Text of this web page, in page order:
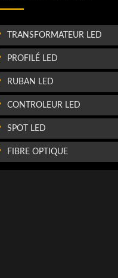
TRANSFORMATEUR LED
PROFILÉ LED
RUBAN LED
CONTROLEUR LED
SPOT LED
FIBRE OPTIQUE